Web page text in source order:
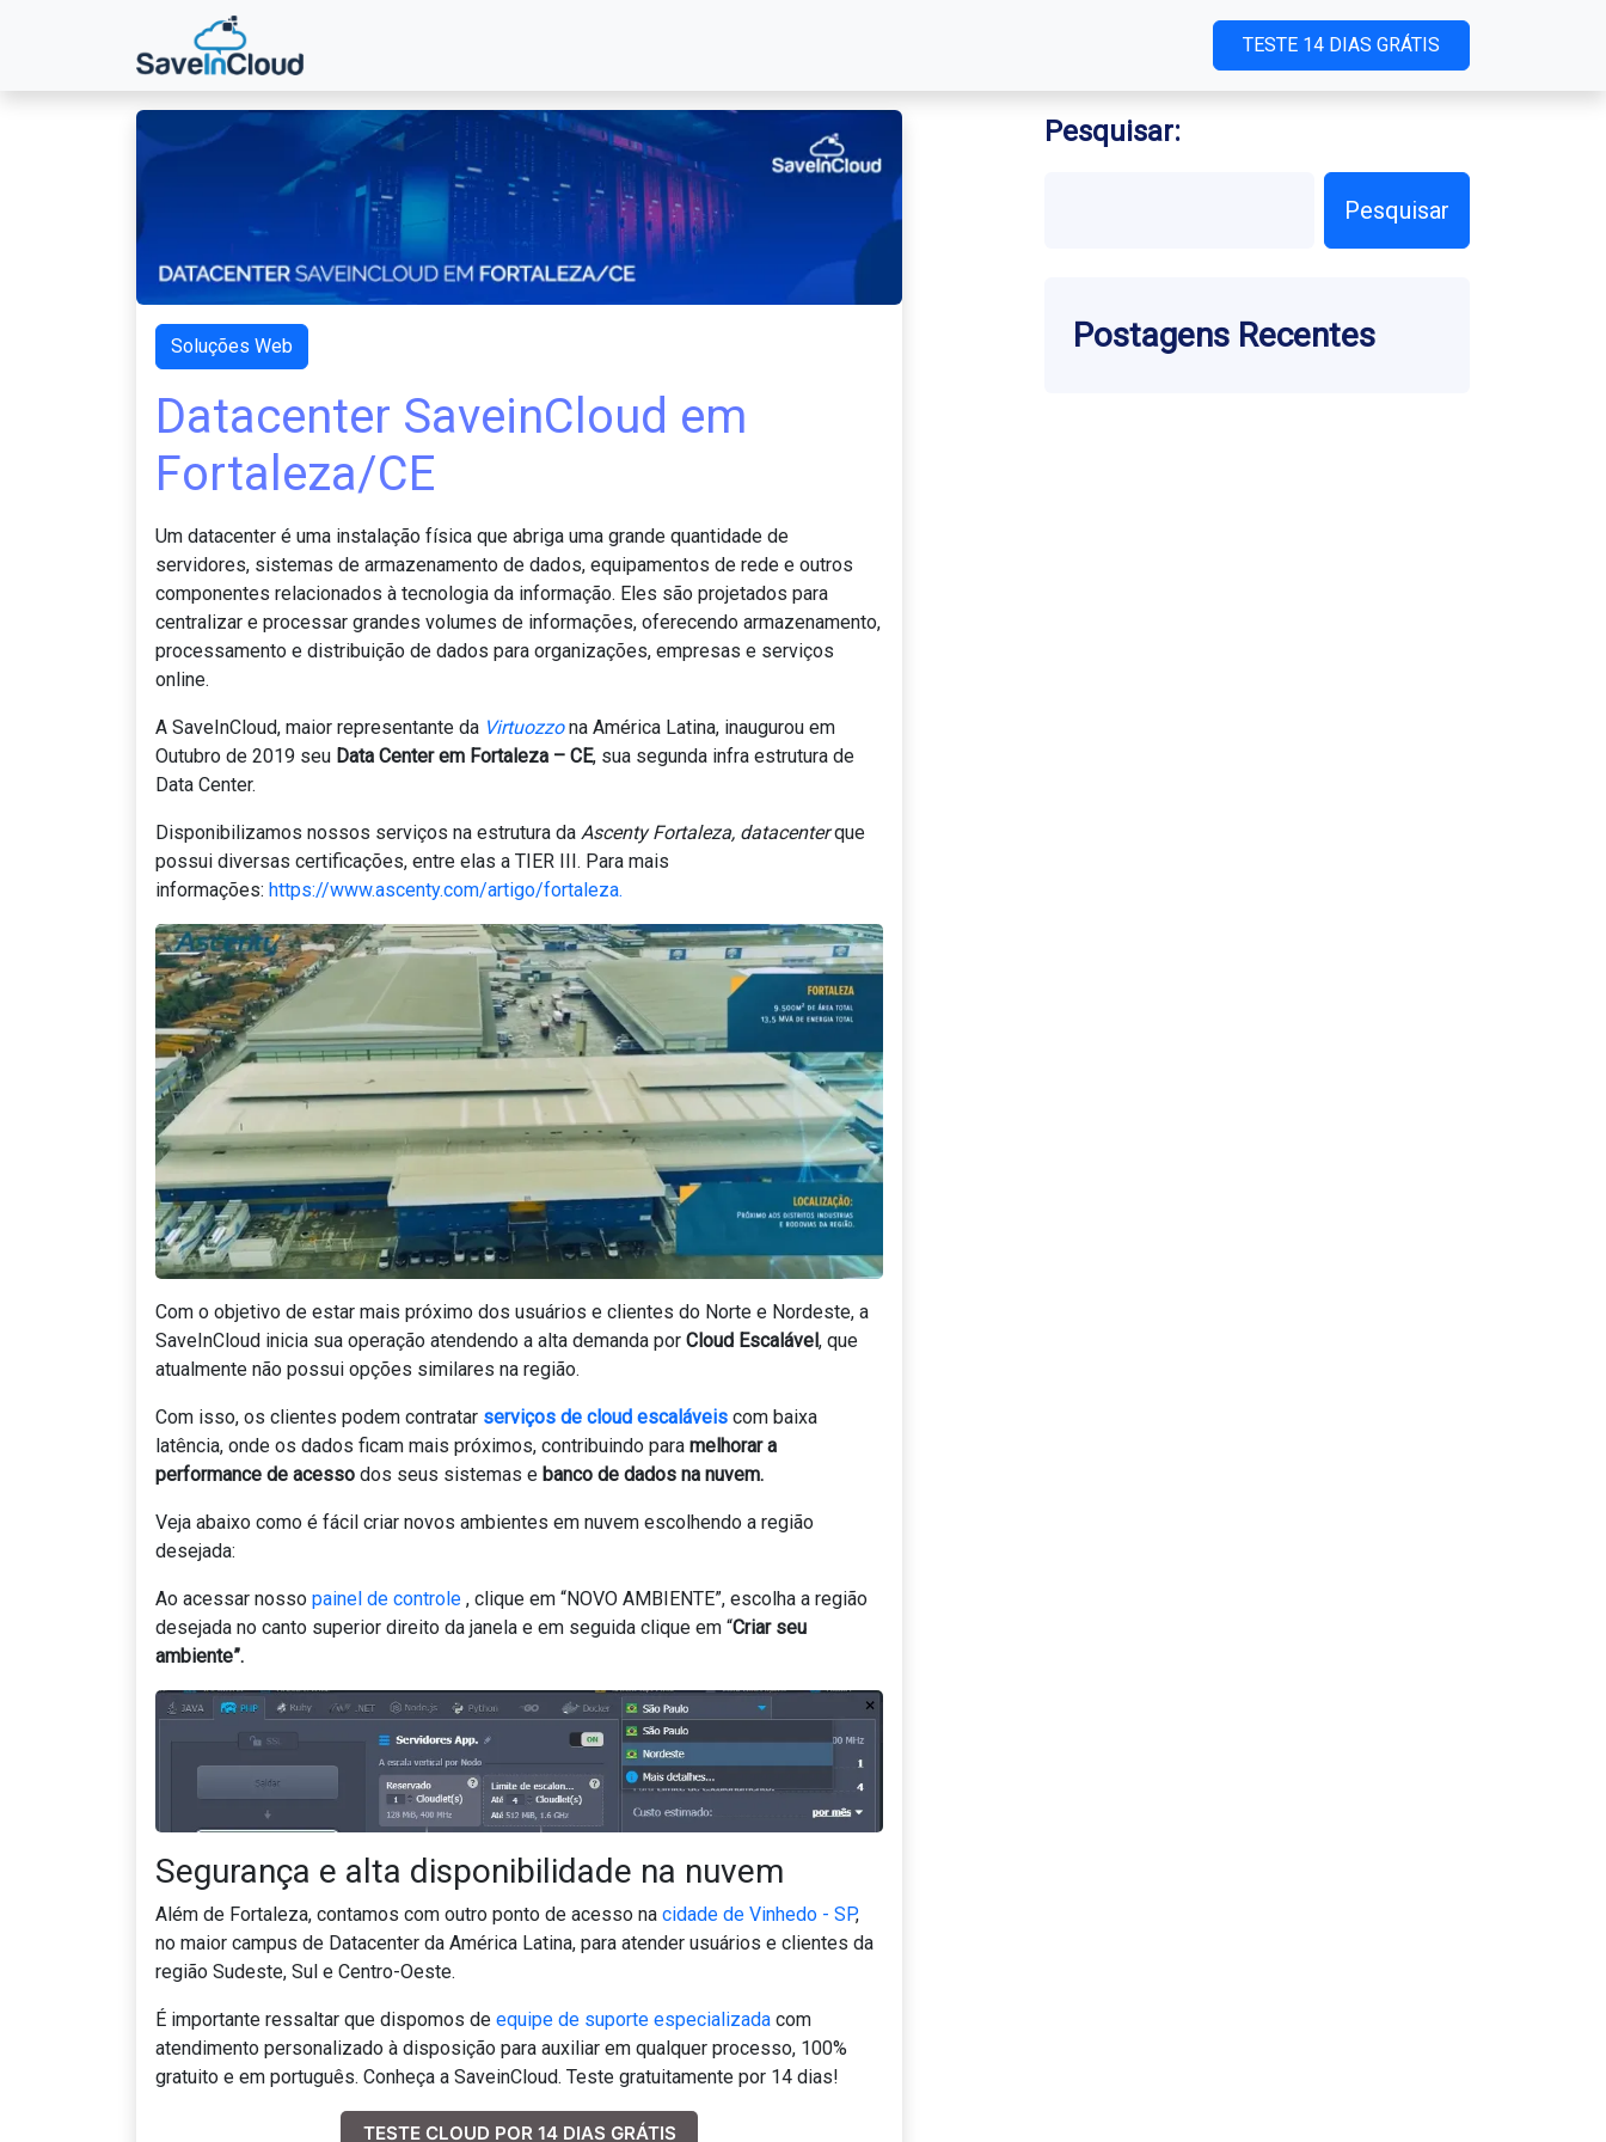
TESTE 14 DIAS GRÁTIS
Soluções Web
Datacenter SaveinCloud em
Fortaleza/CE
Um datacenter é uma instalação física que abriga uma grande quantidade de
servidores, sistemas de armazenamento de dados, equipamentos de rede e outros
componentes relacionados à tecnologia da informação. Eles são projetados para
centralizar e processar grandes volumes de informações, oferecendo armazenamento,
processamento e distribuição de dados para organizações, empresas e serviços
online.
A SaveInCloud, maior representante da Virtuozzona América Latina, inaugurou em
Outubro de 2019 seu Data Center em Fortaleza – CE, sua segunda infra estrutura de
Data Center.
Disponibilizamos nossos serviços na estrutura da Ascenty Fortaleza, datacenterque
possui diversas certificações, entre elas a TIER III. Para mais
informações: https://www.ascenty.com/artigo/fortaleza.
Com o objetivo de estar mais próximo dos usuários e clientes do Norte e Nordeste, a
SaveInCloud inicia sua operação atendendo a alta demanda por Cloud Escalável, que
atualmente não possui opções similares na região.
Com isso, os clientes podem contratar serviços de cloud escaláveis com baixa
latência, onde os dados ficam mais próximos, contribuindo para melhorar a
performance de acesso dos seus sistemas e banco de dados na nuvem.
Veja abaixo como é fácil criar novos ambientes em nuvem escolhendo a região
desejada:
Ao acessar nosso painel de controle , clique em “NOVO AMBIENTE”, escolha a região
desejada no canto superior direito da janela e em seguida clique em “Criar seu
ambiente”.
Segurança e alta disponibilidade na nuvem
Além de Fortaleza, contamos com outro ponto de acesso na cidade de Vinhedo - SP,
no maior campus de Datacenter da América Latina, para atender usuários e clientes da
região Sudeste, Sul e Centro-Oeste.
É importante ressaltar que dispomos de equipe de suporte especializada com
atendimento personalizado à disposição para auxiliar em qualquer processo, 100%
gratuito e em português. Conheça a SaveinCloud. Teste gratuitamente por 14 dias!
TESTE CLOUD POR 14 DIAS GRÁTIS
Pesquisar:
Pesquisar
Postagens Recentes